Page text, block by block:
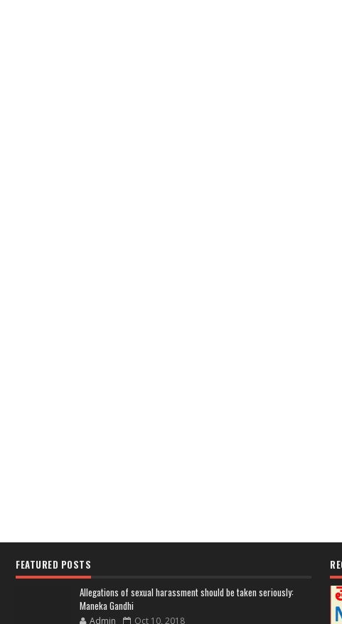
FEATURED POSTS
Allegations of sexual harassment should be taken seriously:
Maneka Gandhi
Admin Oct 10, 2018